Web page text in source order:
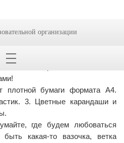
ПЕРО»
свои волшебные пёрышки.
плотной бумаги формата А4.
3. Цветные карандаши и
где будем любоваться
какая-то вазочка, ветка
организации